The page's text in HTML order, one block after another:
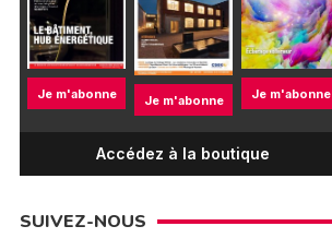
Je m'abonne Je m'abonne Je m'abonne
Accédez à la boutique
SUIVEZ-NOUS